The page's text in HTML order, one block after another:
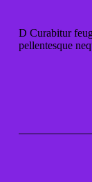
D Curabitur
pellentesque